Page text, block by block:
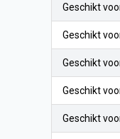
Geschikt
Geschikt
Geschikt
Geschikt
Geschikt